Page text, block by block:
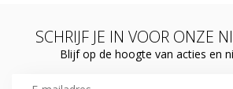
SCHRIJF JE IN VOOR ONZE
Blijf op de hoogte van acties en